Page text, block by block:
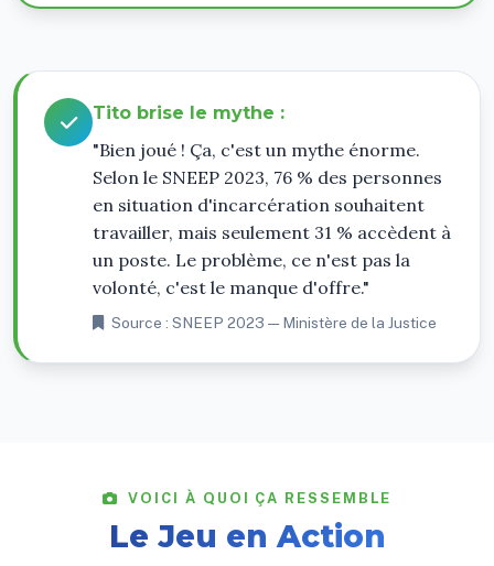
Tito brise le mythe :
"Bien joué ! Ça, c'est un mythe énorme.
Selon le SNEEP 2023, 76 % des personnes
en situation d'incarcération souhaitent
travailler, mais seulement 31 % accèdent à
un poste. Le problème, ce n'est pas la
volonté, c'est le manque d'offre."
Source : SNEEP 2023 — Ministère de la Justice
VOICI À QUOI ÇA RESSEMBLE
Le Jeu en Action